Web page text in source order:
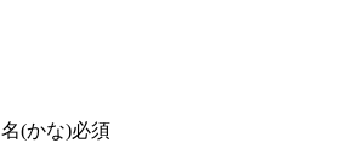
名(かな)必須